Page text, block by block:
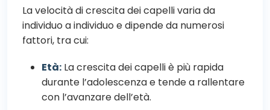
La velocità di crescita dei capelli varia da
individuo a individuo e dipende da numerosi
fattori, tra cui:
Età: La crescita dei capelli è più rapida
durante l’adolescenza e tende a rallentare
con l’avanzare dell’età.